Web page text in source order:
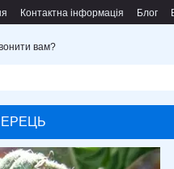
Контактна інформація Блог
вам?